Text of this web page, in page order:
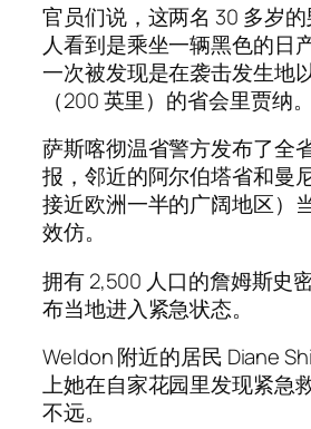
官员们说，这两名 30 多岁
人看到是乘坐一辆黑色的日
一次被发现是在袭击发生地
（200 英里）的省会里贾纳。
萨斯喀彻温省警方发布了全
报，邻近的阿尔伯塔省和曼
接近欧洲一半的广阔地区）
效仿。
拥有 2,500 人口的詹姆斯史
布当地进入紧急状态。
Weldon 附近的居民 Diane
上她在自家花园里发现紧急
不远。